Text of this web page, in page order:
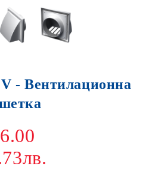
- Вентилационна